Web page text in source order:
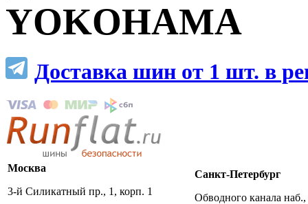
YOKOHAMA
Доставка шин от 1 шт. в
Москва
3-й Силикатный пр., 1, корп. 1
Санкт-Петербург
Обводного канала